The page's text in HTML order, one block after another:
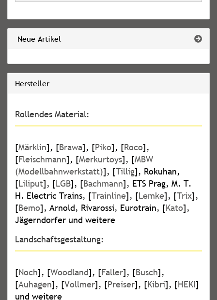
Neue Artikel
Hersteller
Rollendes Material:
[Märklin], [Brawa], [Piko], [Roco],
[Fleischmann], [Merkurtoys], [MBW
(Modellbahnwerkstatt)], [Tillig], Rokuhan,
[Liliput], [LGB], [Bachmann], ETS Prag, M. T.
H. Electric Trains, [Trainline], [Lemke], [Trix],
[Bemo], Arnold, Rivarossi, Eurotrain, [Kato],
Jägerndorfer und weitere
Landschaftsgestaltung:
[Noch], [Woodland], [Faller], [Busch],
[Auhagen], [Vollmer], [Preiser], [Kibri], [HEKI]
und weitere